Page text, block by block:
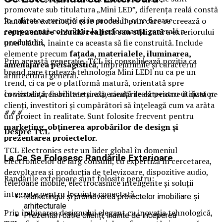
promovate sub titulatura „Mini LED”, diferența reală constă
în calitatea execuției și în modul în care fiecare
componentă contribuie la performanța generală a
produsului.
Prin această generație, TCL își consolidează poziția ca
brand care tratează tehnologia Mini LEDl nu ca pe un
trend, ci ca pe o platformă matură, orientată spre
consistență, fiabilitate și experiență reală pentru utilizator.
# # #
Despre TCL
TCL Electronics este un lider global în domeniul
electronicelor de larg consum, cu expertiză în cercetarea,
dezvoltarea și producția de televizoare, dispozitive audio,
telefoane mobile, electrocasnice inteligente și soluții
integrate pentru locuința conectată.
Prin îmbinarea designului elegant cu inovația tehnologică,
Randarea exterioară este procesul prin care se creează o
reprezentare vizuală realistă sau stilizatăa exteriorului
unei clădiri, înainte ca aceasta să fie construită. Include
elemente precumfațada, materialele, iluminarea,
amenajarea peisagistică, împrejurimile și caracterul
arhitectural general.
În vizualizarea arhitecturală, randările exterioare îi ajută pe
clienți, investitori și cumpărători să înțeleagă cum va arăta
un proiect în realitate. Sunt folosite frecvent pentru
marketing, obținerea aprobărilor de design și
prezentarea proiectelor.
La Ce Se Folosesc Randările Exterioare
Randările exterioare sunt folosite pentru:
Marketingul și promovarea proiectelor imobiliare și
arhitecturale
Prezentări către clienți, înainte de începerea